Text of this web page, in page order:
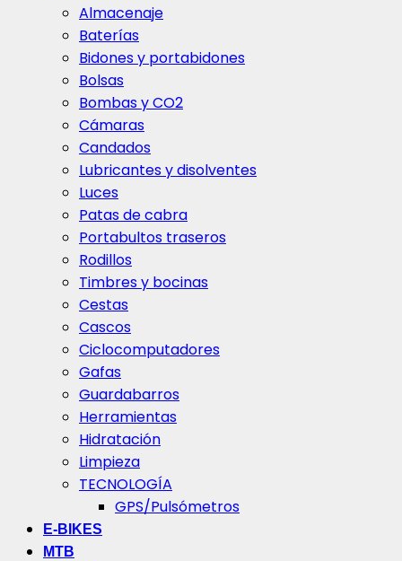
Almacenaje
Baterías
Bidones y portabidones
Bolsas
Bombas y CO2
Cámaras
Candados
Lubricantes y disolventes
Luces
Patas de cabra
Portabultos traseros
Rodillos
Timbres y bocinas
Cestas
Cascos
Ciclocomputadores
Gafas
Guardabarros
Herramientas
Hidratación
Limpieza
TECNOLOGÍA
GPS/Pulsómetros
E-BIKES
MTB